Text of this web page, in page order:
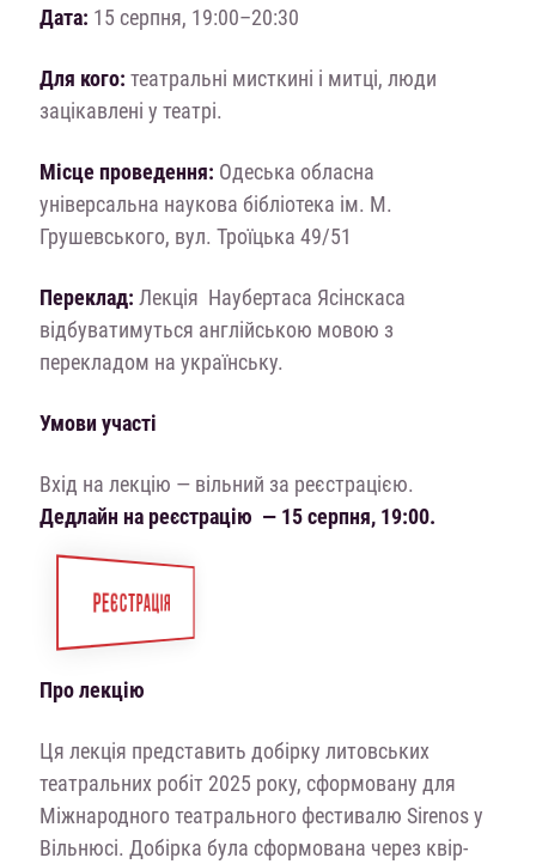
Дата: 15 серпня, 19:00–20:30
Для кого: театральні мисткині і митці, люди
зацікавлені у театрі.
Місце проведення: Одеська обласна
універсальна наукова бібліотека ім. М.
Грушевського, вул. Троїцька 49/51
Переклад: Лекція Наубертаса Ясінскаса
відбуватимуться англійською мовою з
перекладом на українську.
Умови участі
Вхід на лекцію — вільний за реєстрацією.
Дедлайн на реєстрацію — 15 серпня, 19:00.
РЕЄСТРАЦІЯ
Про лекцію
Ця лекція представить добірку литовських
театральних робіт 2025 року, сформовану для
Міжнародного театрального фестивалю Sirenos у
Вільнюсі. Добірка була сформована через квір-